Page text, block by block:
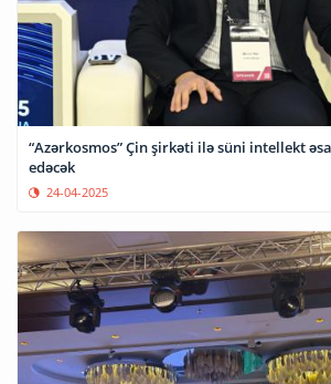
“Azərkosmos” Çin şirkəti ilə süni intellekt
edəcək
24-04-2025